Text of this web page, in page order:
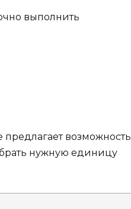
выполнить
возможность
нужную единицу